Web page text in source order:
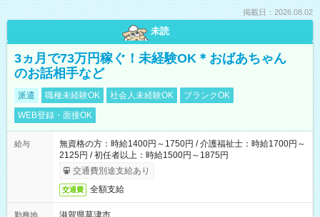
掲載日：2026.08.02
未読
3ヵ月で73万円稼ぐ！未経験OK＊おばあちゃん
のお話相手など
派遣 職種未経験OK 社会人未経験OK
ブランクOK
WEB登録・面接OK
給与
無資格の方：時給1400円～1750円 / 介護福祉士：時給1700円～
2125円 / 初任者以上：時給1500円～1875円
交通費別途支給あり
交通費 全額支給
勤務地
滋賀県草津市